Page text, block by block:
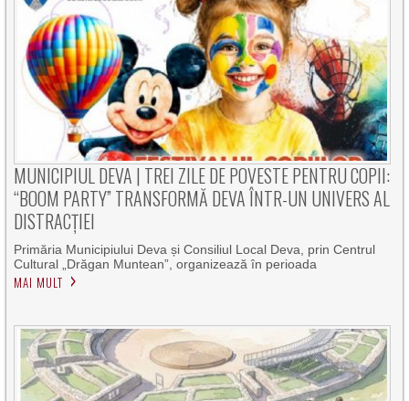
MUNICIPIUL DEVA | TREI ZILE DE POVESTE PENTRU COPII:
“BOOM PARTY” TRANSFORMĂ DEVA ÎNTR-UN UNIVERS AL
DISTRACȚIEI
Primăria Municipiului Deva și Consiliul Local Deva, prin Centrul
Cultural „Drăgan Muntean”, organizează în perioada
MAI MULT